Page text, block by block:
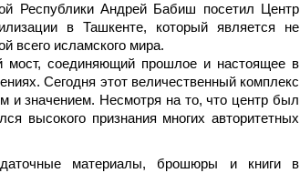
Республики Андрей Бабиш посетил Центр
в Ташкенте, который является не
всего исламского мира.
мост, соединяющий прошлое и настоящее в
Сегодня этот величественный комплекс
и значением. Несмотря на то, что центр был
высокого признания многих авторитетных
материалы, брошюры и книги в